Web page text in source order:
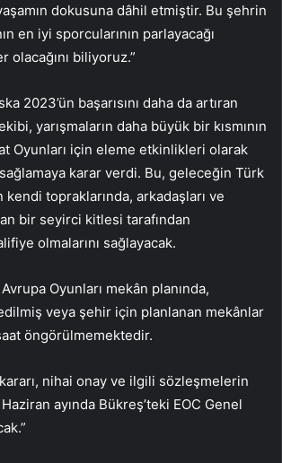
dokusuna dâhil etmiştir. Bu şehrin
en iyi sporcularının parlayacağı
olacağını biliyoruz.”
2023’ün başarısını daha da artıran
yarışmaların daha büyük bir kısmının
Oyunları için eleme etkinlikleri olarak
karar verdi. Bu, geleceğin Türk
kendi topraklarında, arkadaşları ve
bir seyirci kitlesi tarafından
olmalarını sağlayacak.
Oyunları mekân planında,
veya şehir için planlanan mekânlar
öngörülmemektedir.
nihai onay ve ilgili sözleşmelerin
ayında Bükreş’teki EOC Genel